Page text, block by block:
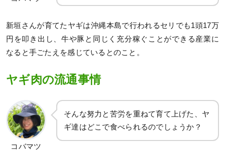
新垣さんが育てたヤギは沖縄本島で行われるセリでも1頭17万
円を叩き出し、牛や豚と同じく充分稼ぐことができる産業に
なると手ごたえを感じているとのこと。
ヤギ肉の流通事情
コバマツ
そんな努力と苦労を重ねて育て上げた、ヤ
ギ達はどこで食べられるのでしょうか？